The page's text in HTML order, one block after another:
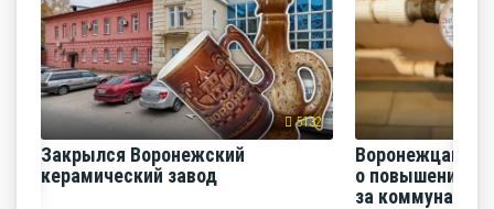
5132
Закрылся Воронежский
керамический завод
Воронежцам
о повышении
за